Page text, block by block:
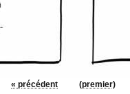
« précédent (premier)